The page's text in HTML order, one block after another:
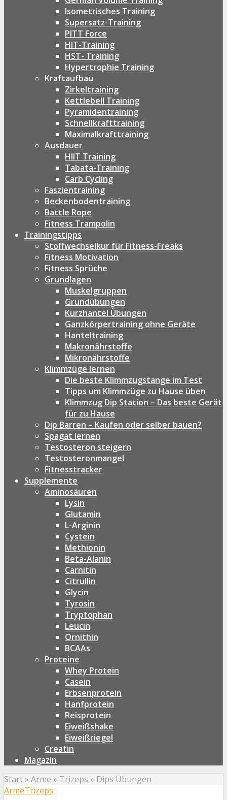
Isometrisches Training
Supersatz-Training
PITT Force
HIT-Training
HST- Training
Hypertrophie Training
Kraftaufbau
Zirkeltraining
Kettlebell Training
Pyramidentraining
Schnellkrafttraining
Maximalkrafttraining
Ausdauer
HIIT Training
Tabata-Training
Carb Cycling
Faszientraining
Beckenbodentraining
Battle Rope
Fitness Trampolin
Trainingstipps
Stoffwechselkur für Fitness-Freaks
Fitness Motivation
Fitness Sprüche
Grundlagen
Muskelgruppen
Grundübungen
Kurzhantel Übungen
Ganzkörpertraining ohne Geräte
Hanteltraining
Makronährstoffe
Mikronährstoffe
Klimmzüge lernen
Die beste Klimmzugstange im Test
Tipps um Klimmzüge zu Hause üben
Klimmzug Dip Station – Das beste Gerät
für zu Hause
Dip Barren – Kaufen oder selber bauen?
Spagat lernen
Testosteron steigern
Testosteronmangel
Fitnesstracker
Supplemente
Aminosäuren
Lysin
Glutamin
L-Arginin
Cystein
Methionin
Beta-Alanin
Carnitin
Citrullin
Glycin
Tyrosin
Tryptophan
Leucin
Ornithin
BCAAs
Proteine
Whey Protein
Casein
Erbsenprotein
Hanfprotein
Reisprotein
Eiweißshake
Eiweißriegel
Creatin
Magazin
Start» Arme » Trizeps » Dips Übungen
ArmeTrizeps